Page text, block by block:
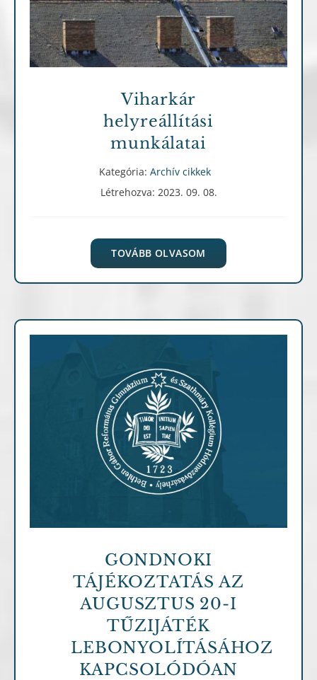
Archív cikkek
Viharkár
helyreállítási
munkálatai
Kategória: Archív cikkek
Létrehozva: 2023. 09. 08.
TOVÁBB OLVASOM
Archív cikkek
GONDNOKI
TÁJÉKOZTATÁS AZ
AUGUSZTUS 20-I
TŰZIJÁTÉK
LEBONYOLÍTÁSÁHOZ
KAPCSOLÓDÓAN